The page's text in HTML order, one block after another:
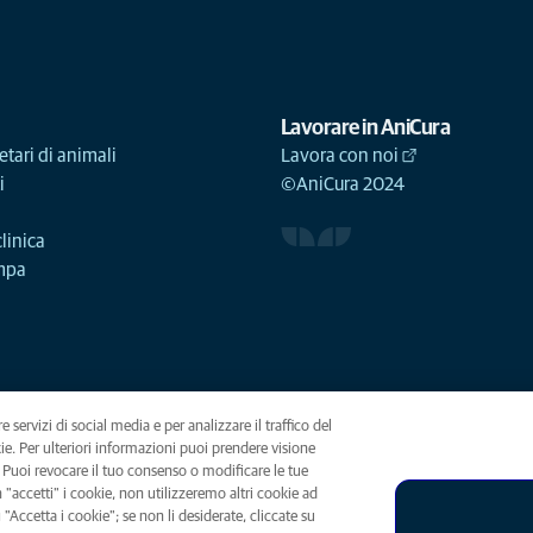
di animali
Lavorare in AniCura
Lavora con noi
©AniCura 2024
notice Accessability Global Human Rights AniCura è
di social media e per analizzare il traffico del
Per ulteriori informazioni puoi prendere visione
in a new tab)
Puoi revocare il tuo consenso o modificare le tue
i cookie, non utilizzeremo altri cookie ad
i cookie"; se non li desiderate, cliccate su